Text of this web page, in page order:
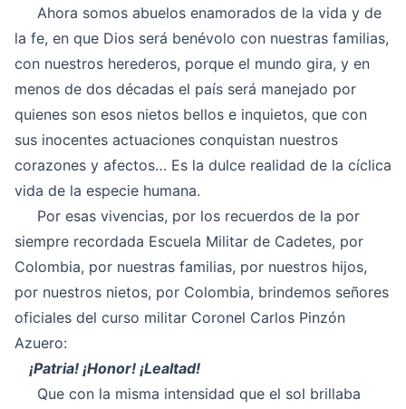
Ahora somos abuelos enamorados de la vida y de
la fe, en que Dios será benévolo con nuestras familias,
con nuestros herederos, porque el mundo gira, y en
menos de dos décadas el país será manejado por
quienes son esos nietos bellos e inquietos, que con
sus inocentes actuaciones conquistan nuestros
corazones y afectos… Es la dulce realidad de la cíclica
vida de la especie humana.
Por esas vivencias, por los recuerdos de la por
siempre recordada Escuela Militar de Cadetes, por
Colombia, por nuestras familias, por nuestros hijos,
por nuestros nietos, por Colombia, brindemos señores
oficiales del curso militar Coronel Carlos Pinzón
Azuero:
¡Patria! ¡Honor! ¡Lealtad!
Que con la misma intensidad que el sol brillaba